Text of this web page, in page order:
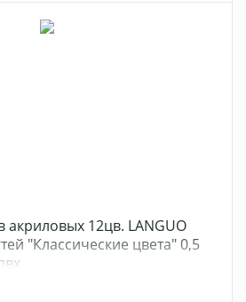
12цв. LANGUO
"Классические цвета" 0,5